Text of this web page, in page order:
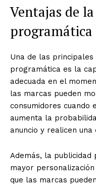
Ventajas de
programática
Una de las
programática es la
adecuada en el
las marcas pueden
consumidores cuando
aumenta la
anuncio y realicen una
Además, la
mayor
que las marcas